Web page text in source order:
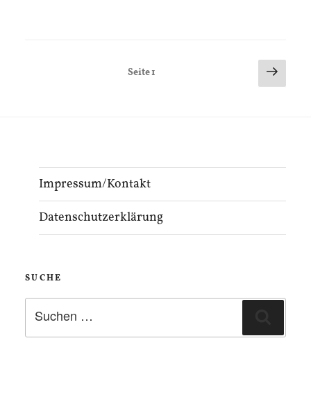
Seitennummerierung
Seite1
Seite
Impressum/Kontakt
Datenschutzerklärung
SUCHE
Suchen